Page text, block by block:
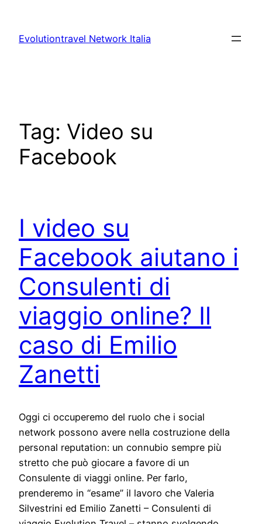
contenuto
Evolutiontravel Network Italia
Tag: Video su
Facebook
I video su
Facebook aiutano i
Consulenti di
viaggio online? Il
caso di Emilio
Zanetti
Oggi ci occuperemo del ruolo che i social
network possono avere nella costruzione della
personal reputation: un connubio sempre più
stretto che può giocare a favore di un
Consulente di viaggi online. Per farlo,
prenderemo in “esame” il lavoro che Valeria
Silvestrini ed Emilio Zanetti – Consulenti di